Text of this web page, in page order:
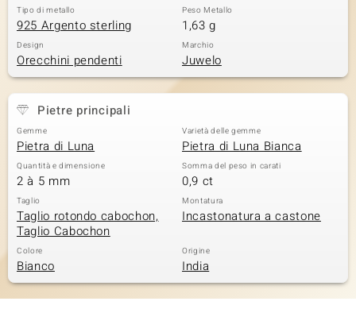
Tipo di metallo
925 Argento sterling
Peso Metallo
1,63 g
Design
Orecchini pendenti
Marchio
Juwelo
Pietre principali
Gemme
Pietra di Luna
Varietà delle gemme
Pietra di Luna Bianca
Quantità e dimensione
2 à 5 mm
Somma del peso in carati
0,9 ct
Taglio
Taglio rotondo cabochon,
Taglio Cabochon
Montatura
Incastonatura a castone
Colore
Bianco
Origine
India